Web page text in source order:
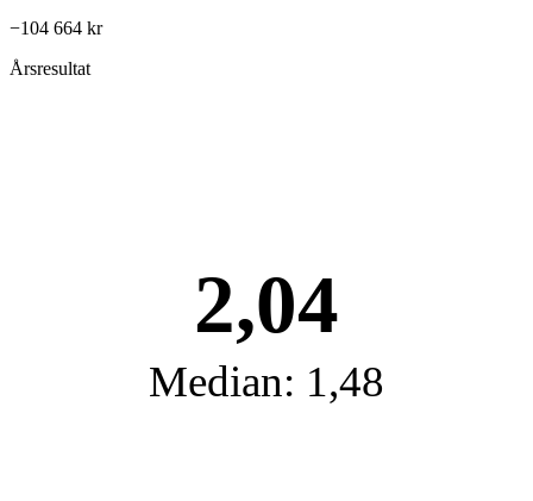
−104 664 kr
Årsresultat
2,04
Median: 1,48